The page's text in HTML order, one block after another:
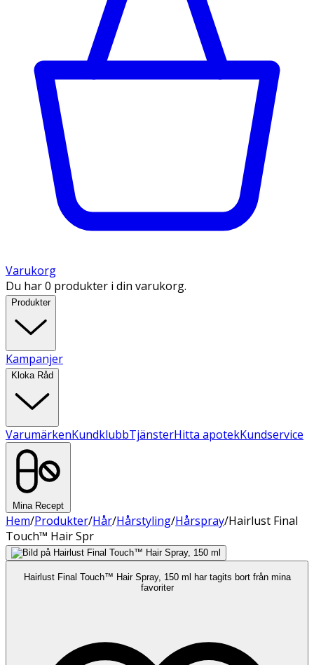
Varukorg
Du har 0 produkter i din varukorg.
Produkter
Kampanjer
Kloka Råd
VarumärkenKundklubbTjänsterHitta apotekKundservice
Mina Recept
Hem/Produkter/Hår/Hårstyling/Hårspray/Hairlust Final
Touch™ Hair Spr
Hairlust Final Touch™ Hair Spray, 150 ml har tagits bort från mina
favoriter